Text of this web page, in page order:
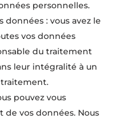
personnelles.
: vous avez le
vos données
du traitement
leur intégralité à un
pouvez vous
vos données. Nous